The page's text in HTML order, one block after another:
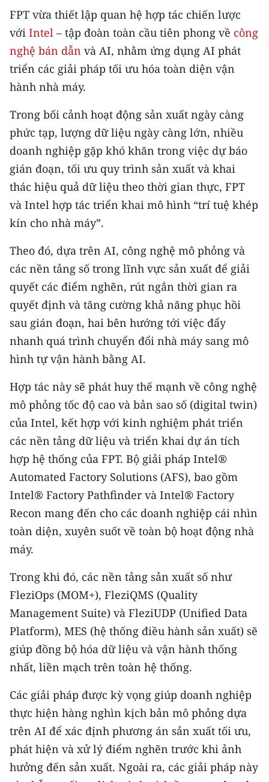
RADIO
MEDIA CENTER
E-Magazine
Video
Media Chính trị
Media Kinh tế
Media Văn hóa
Media Xã hội
Media Pháp luật
Media Du lịch
Media Thế giới
Media Thể thao
Media Giáo dục
Media Y tế
Media Khoa học - Công nghệ
Media Môi trường
Ảnh
Infographic
TIN MỚI
TIN ĐỊA PHƯƠNG
Trung du và miền núi phía Bắc
Đồng bằng sông Hồng
Bắc Trung Bộ
Duyên hải Nam Trung Bộ và Tây
Nguyên
Đông Nam Bộ
Đồng bằng sông Cửu Long
Chuyên trang Hà Nội
FPT vừa thiết lập quan hệ hợp tác chiến lược
với Intel – tập đoàn toàn cầu tiên phong về công
nghệ bán dẫn và AI, nhằm ứng dụng AI phát
triển các giải pháp tối ưu hóa toàn diện vận
hành nhà máy.
Trong bối cảnh hoạt động sản xuất ngày càng
phức tạp, lượng dữ liệu ngày càng lớn, nhiều
doanh nghiệp gặp khó khăn trong việc dự báo
gián đoạn, tối ưu quy trình sản xuất và khai
thác hiệu quả dữ liệu theo thời gian thực, FPT
và Intel hợp tác triển khai mô hình “trí tuệ khép
kín cho nhà máy”.
Theo đó, dựa trên AI, công nghệ mô phỏng và
các nền tảng số trong lĩnh vực sản xuất để giải
quyết các điểm nghẽn, rút ngắn thời gian ra
quyết định và tăng cường khả năng phục hồi
sau gián đoạn, hai bên hướng tới việc đẩy
nhanh quá trình chuyển đổi nhà máy sang mô
hình tự vận hành bằng AI.
Hợp tác này sẽ phát huy thế mạnh về công nghệ
mô phỏng tốc độ cao và bản sao số (digital twin)
của Intel, kết hợp với kinh nghiệm phát triển
các nền tảng dữ liệu và triển khai dự án tích
hợp hệ thống của FPT. Bộ giải pháp Intel®
Automated Factory Solutions (AFS), bao gồm
Intel® Factory Pathfinder và Intel® Factory
Recon mang đến cho các doanh nghiệp cái nhìn
toàn diện, xuyên suốt về toàn bộ hoạt động nhà
máy.
Trong khi đó, các nền tảng sản xuất số như
FleziOps (MOM+), FleziQMS (Quality
Management Suite) và FleziUDP (Unified Data
Platform), MES (hệ thống điều hành sản xuất) sẽ
giúp đồng bộ hóa dữ liệu và vận hành thống
nhất, liền mạch trên toàn hệ thống.
Các giải pháp được kỳ vọng giúp doanh nghiệp
thực hiện hàng nghìn kịch bản mô phỏng dựa
trên AI để xác định phương án sản xuất tối ưu,
phát hiện và xử lý điểm nghẽn trước khi ảnh
hưởng đến sản xuất. Ngoài ra, các giải pháp này